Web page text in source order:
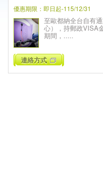
優惠期限：即日起-115/12/31
至歐都納全台自有
心），持郵政VISA
期間，.....
連絡方式